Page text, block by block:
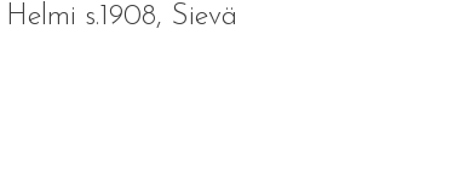
s.1908, Sievä